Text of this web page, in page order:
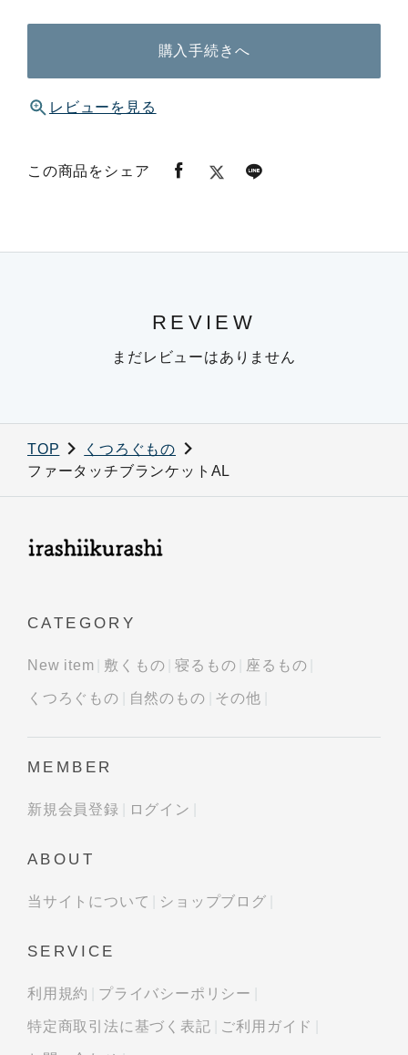
購入手続きへ
レビューを見る
この商品をシェア
REVIEW
まだレビューはありません
TOP
くつろぐもの
ファータッチブランケットAL
CATEGORY
New item 敷くもの 寝るもの 座るもの
くつろぐもの 自然のもの その他
MEMBER
新規会員登録 ログイン
ABOUT
当サイトについて ショップブログ
SERVICE
利用規約 プライバシーポリシー
特定商取引法に基づく表記 ご利用ガイド